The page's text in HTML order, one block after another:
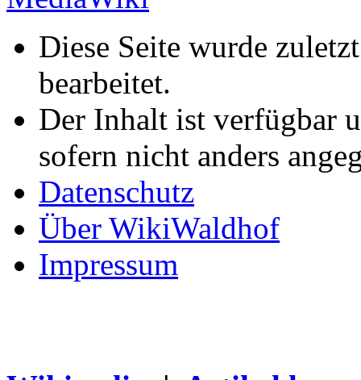
Diese Seite wurde
bearbeitet.
Der Inhalt ist verfügbar
sofern nicht anders
Datenschutz
Über WikiWaldhof
Impressum